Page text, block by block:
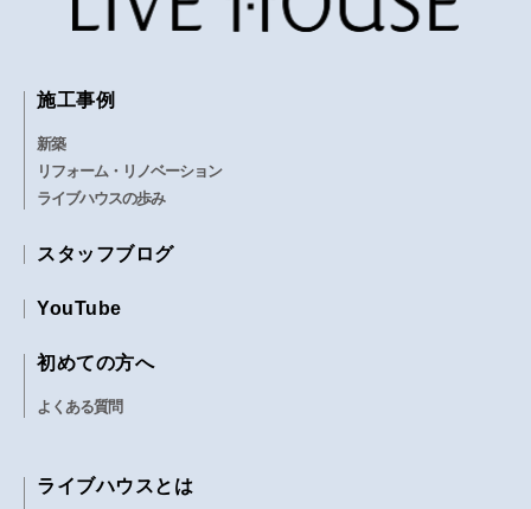
施工事例
新築
リフォーム・リノベーション
ライブハウスの歩み
スタッフブログ
YouTube
初めての方へ
よくある質問
ライブハウスとは